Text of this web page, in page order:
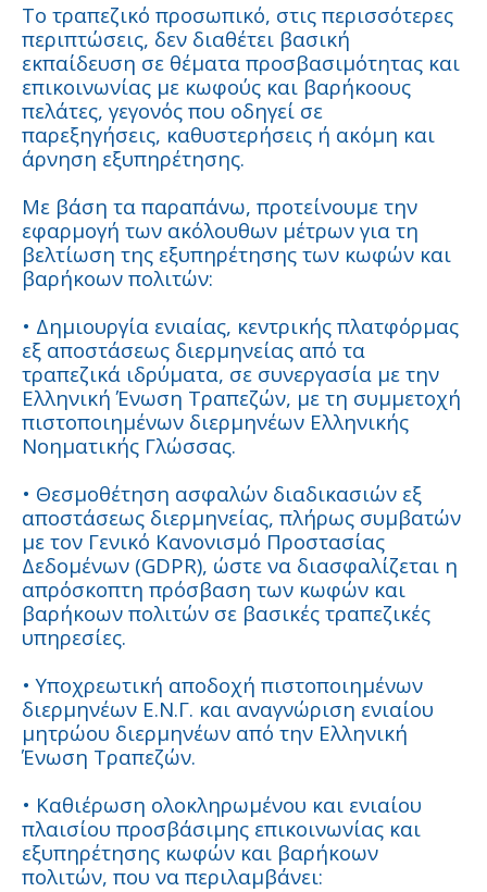
Το τραπεζικό προσωπικό, στις περισσότερες
περιπτώσεις, δεν διαθέτει βασική
εκπαίδευση σε θέματα προσβασιμότητας και
επικοινωνίας με κωφούς και βαρήκοους
πελάτες, γεγονός που οδηγεί σε
παρεξηγήσεις, καθυστερήσεις ή ακόμη και
άρνηση εξυπηρέτησης.
Με βάση τα παραπάνω, προτείνουμε την
εφαρμογή των ακόλουθων μέτρων για τη
βελτίωση της εξυπηρέτησης των κωφών και
βαρήκοων πολιτών:
• Δημιουργία ενιαίας, κεντρικής πλατφόρμας
εξ αποστάσεως διερμηνείας από τα
τραπεζικά ιδρύματα, σε συνεργασία με την
Ελληνική Ένωση Τραπεζών, με τη συμμετοχή
πιστοποιημένων διερμηνέων Ελληνικής
Νοηματικής Γλώσσας.
• Θεσμοθέτηση ασφαλών διαδικασιών εξ
αποστάσεως διερμηνείας, πλήρως συμβατών
με τον Γενικό Κανονισμό Προστασίας
Δεδομένων (GDPR), ώστε να διασφαλίζεται η
απρόσκοπτη πρόσβαση των κωφών και
βαρήκοων πολιτών σε βασικές τραπεζικές
υπηρεσίες.
• Υποχρεωτική αποδοχή πιστοποιημένων
διερμηνέων Ε.Ν.Γ. και αναγνώριση ενιαίου
μητρώου διερμηνέων από την Ελληνική
Ένωση Τραπεζών.
• Καθιέρωση ολοκληρωμένου και ενιαίου
πλαισίου προσβάσιμης επικοινωνίας και
εξυπηρέτησης κωφών και βαρήκοων
πολιτών, που να περιλαμβάνει: